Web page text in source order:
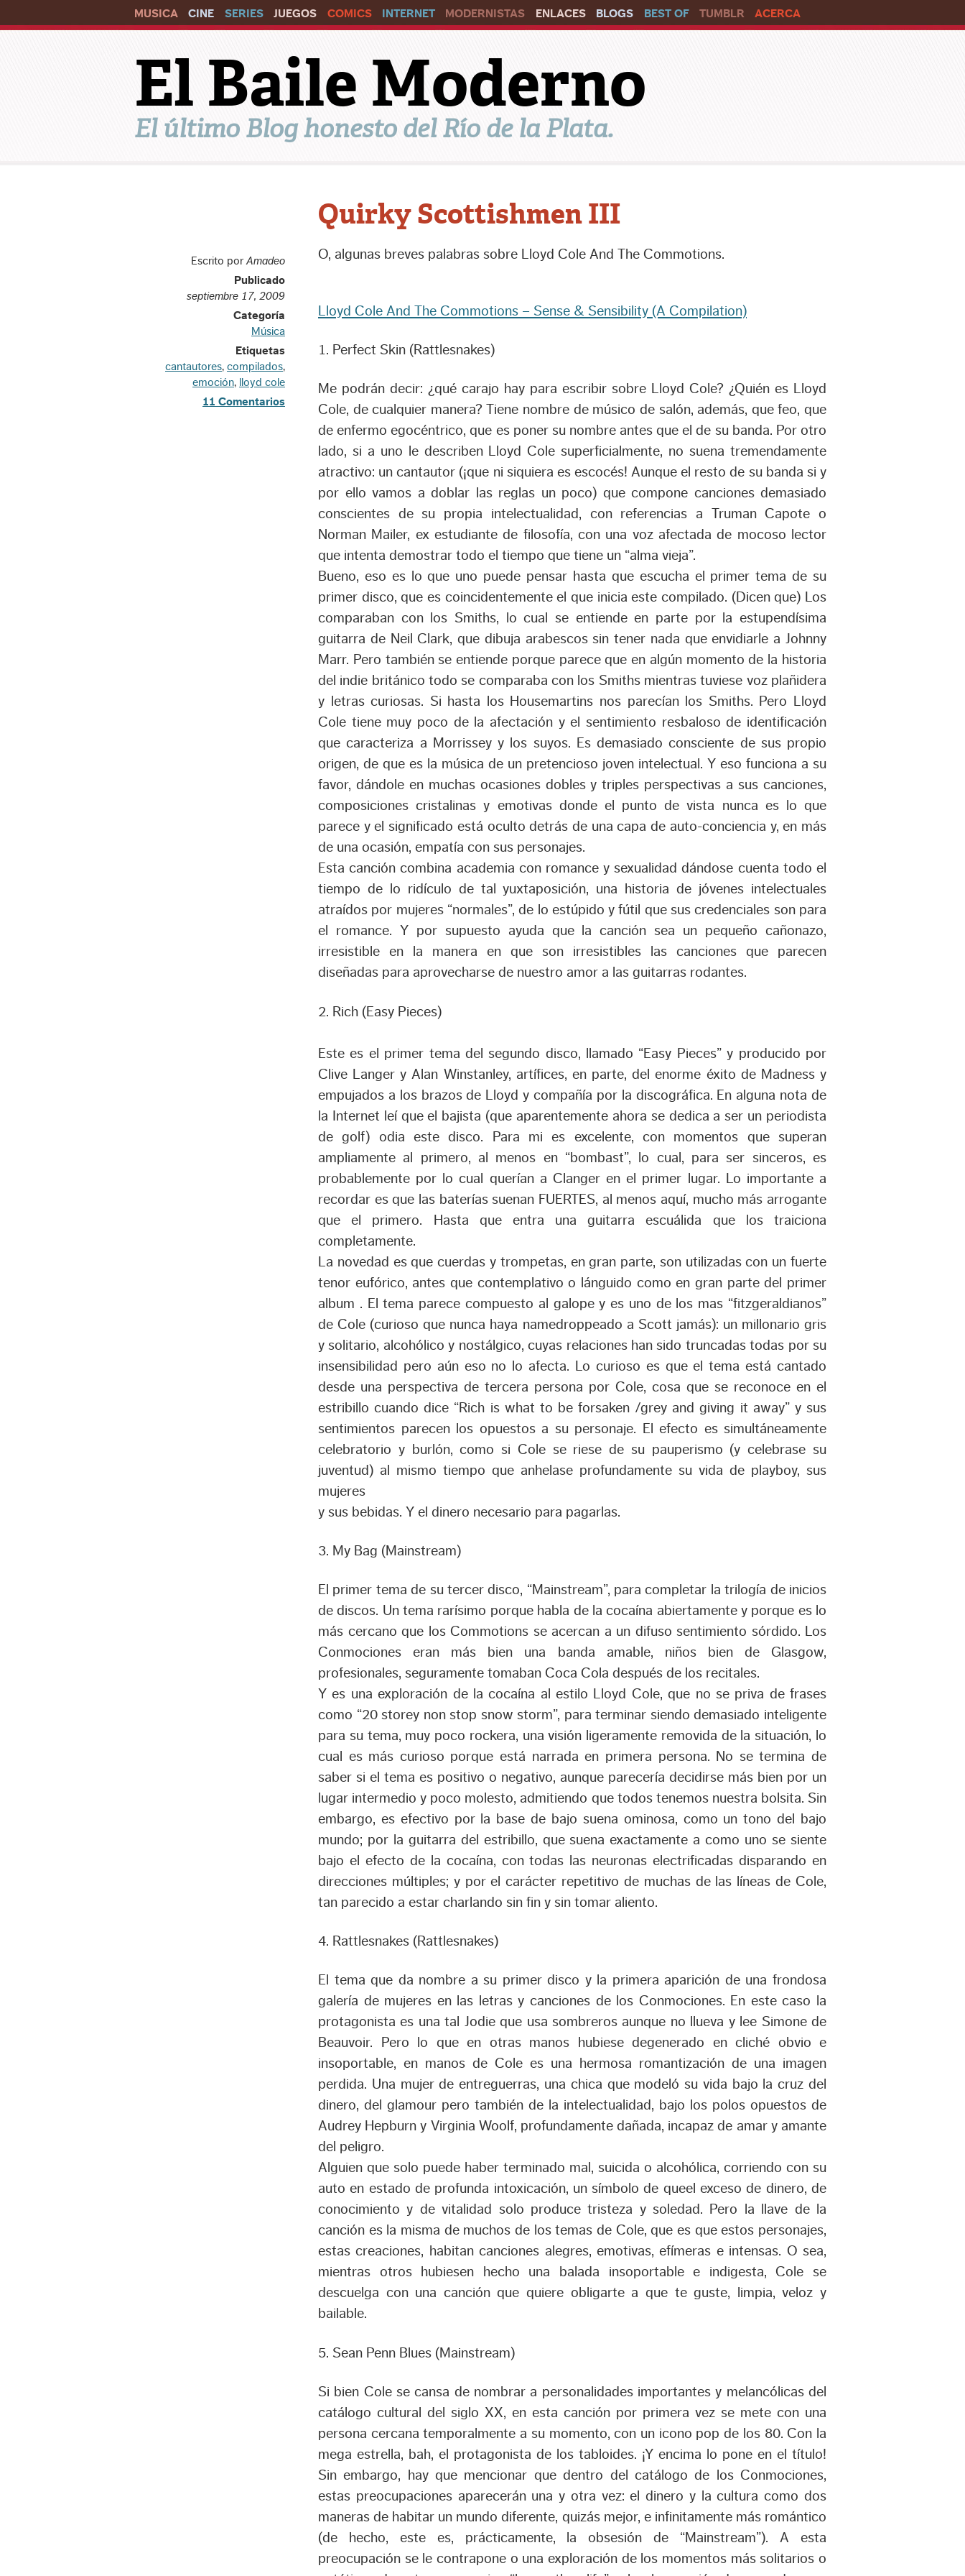
MUSICA CINE SERIES JUEGOS COMICS INTERNET MODERNISTAS ENLACES BLOGS BEST OF TUMBLR ACERCA
El Baile Moderno
El último Blog honesto del Río de la Plata.
Escrito porAmadeo
Publicado
septiembre 17, 2009
Categoría
Música
Etiquetas
cantautores, compilados,
emoción,
lloyd cole
11 Comentarios
Quirky Scottishmen III
O, algunas breves palabras sobre Lloyd Cole And The Commotions.
Lloyd Cole And The Commotions – Sense & Sensibility (A Compilation)
1. Perfect Skin (Rattlesnakes)
Me podrán decir: ¿qué carajo hay para escribir sobre Lloyd Cole? ¿Quién es Lloyd
Cole, de cualquier manera? Tiene nombre de músico de salón, además, que feo, que
de enfermo egocéntrico, que es poner su nombre antes que el de su banda. Por otro
lado, si a uno le describen Lloyd Cole superficialmente, no suena tremendamente
atractivo: un cantautor (¡que ni siquiera es escocés! Aunque el resto de su banda si y
por ello vamos a doblar las reglas un poco) que compone canciones demasiado
conscientes de su propia intelectualidad, con referencias a Truman Capote o
Norman Mailer, ex estudiante de filosofía, con una voz afectada de mocoso lector
que intenta demostrar todo el tiempo que tiene un “alma vieja”.
Bueno, eso es lo que uno puede pensar hasta que escucha el primer tema de su
primer disco, que es coincidentemente el que inicia este compilado. (Dicen que) Los
comparaban con los Smiths, lo cual se entiende en parte por la estupendísima
guitarra de Neil Clark, que dibuja arabescos sin tener nada que envidiarle a Johnny
Marr. Pero también se entiende porque parece que en algún momento de la historia
del indie británico todo se comparaba con los Smiths mientras tuviese voz plañidera
y letras curiosas. Si hasta los Housemartins nos parecían los Smiths. Pero Lloyd
Cole tiene muy poco de la afectación y el sentimiento resbaloso de identificación
que caracteriza a Morrissey y los suyos. Es demasiado consciente de sus propio
origen, de que es la música de un pretencioso joven intelectual. Y eso funciona a su
favor, dándole en muchas ocasiones dobles y triples perspectivas a sus canciones,
composiciones cristalinas y emotivas donde el punto de vista nunca es lo que
parece y el significado está oculto detrás de una capa de auto-conciencia y, en más
de una ocasión, empatía con sus personajes.
Esta canción combina academia con romance y sexualidad dándose cuenta todo el
tiempo de lo ridículo de tal yuxtaposición, una historia de jóvenes intelectuales
atraídos por mujeres “normales”, de lo estúpido y fútil que sus credenciales son para
el romance. Y por supuesto ayuda que la canción sea un pequeño cañonazo,
irresistible en la manera en que son irresistibles las canciones que parecen
diseñadas para aprovecharse de nuestro amor a las guitarras rodantes.
2. Rich (Easy Pieces)
Este es el primer tema del segundo disco, llamado “Easy Pieces” y producido por
Clive Langer y Alan Winstanley, artífices, en parte, del enorme éxito de Madness y
empujados a los brazos de Lloyd y compañía por la discográfica. En alguna nota de
la Internet leí que el bajista (que aparentemente ahora se dedica a ser un periodista
de golf) odia este disco. Para mi es excelente, con momentos que superan
ampliamente al primero, al menos en “bombast”, lo cual, para ser sinceros, es
probablemente por lo cual querían a Clanger en el primer lugar. Lo importante a
recordar es que las baterías suenan FUERTES, al menos aquí, mucho más arrogante
que el primero. Hasta que entra una guitarra escuálida que los traiciona
completamente.
La novedad es que cuerdas y trompetas, en gran parte, son utilizadas con un fuerte
tenor eufórico, antes que contemplativo o lánguido como en gran parte del primer
album . El tema parece compuesto al galope y es uno de los mas “fitzgeraldianos”
de Cole (curioso que nunca haya namedroppeado a Scott jamás): un millonario gris
y solitario, alcohólico y nostálgico, cuyas relaciones han sido truncadas todas por su
insensibilidad pero aún eso no lo afecta. Lo curioso es que el tema está cantado
desde una perspectiva de tercera persona por Cole, cosa que se reconoce en el
estribillo cuando dice “Rich is what to be forsaken /grey and giving it away” y sus
sentimientos parecen los opuestos a su personaje. El efecto es simultáneamente
celebratorio y burlón, como si Cole se riese de su pauperismo (y celebrase su
juventud) al mismo tiempo que anhelase profundamente su vida de playboy, sus
mujeres
y sus bebidas. Y el dinero necesario para pagarlas.
3. My Bag (Mainstream)
El primer tema de su tercer disco, “Mainstream”, para completar la trilogía de inicios
de discos. Un tema rarísimo porque habla de la cocaína abiertamente y porque es lo
más cercano que los Commotions se acercan a un difuso sentimiento sórdido. Los
Conmociones eran más bien una banda amable, niños bien de Glasgow,
profesionales, seguramente tomaban Coca Cola después de los recitales.
Y es una exploración de la cocaína al estilo Lloyd Cole, que no se priva de frases
como “20 storey non stop snow storm”, para terminar siendo demasiado inteligente
para su tema, muy poco rockera, una visión ligeramente removida de la situación, lo
cual es más curioso porque está narrada en primera persona. No se termina de
saber si el tema es positivo o negativo, aunque parecería decidirse más bien por un
lugar intermedio y poco molesto, admitiendo que todos tenemos nuestra bolsita. Sin
embargo, es efectivo por la base de bajo suena ominosa, como un tono del bajo
mundo; por la guitarra del estribillo, que suena exactamente a como uno se siente
bajo el efecto de la cocaína, con todas las neuronas electrificadas disparando en
direcciones múltiples; y por el carácter repetitivo de muchas de las líneas de Cole,
tan parecido a estar charlando sin fin y sin tomar aliento.
4. Rattlesnakes (Rattlesnakes)
El tema que da nombre a su primer disco y la primera aparición de una frondosa
galería de mujeres en las letras y canciones de los Conmociones. En este caso la
protagonista es una tal Jodie que usa sombreros aunque no llueva y lee Simone de
Beauvoir. Pero lo que en otras manos hubiese degenerado en cliché obvio e
insoportable, en manos de Cole es una hermosa romantización de una imagen
perdida. Una mujer de entreguerras, una chica que modeló su vida bajo la cruz del
dinero, del glamour pero también de la intelectualidad, bajo los polos opuestos de
Audrey Hepburn y Virginia Woolf, profundamente dañada, incapaz de amar y amante
del peligro.
Alguien que solo puede haber terminado mal, suicida o alcohólica, corriendo con su
auto en estado de profunda intoxicación, un símbolo de queel exceso de dinero, de
conocimiento y de vitalidad solo produce tristeza y soledad. Pero la llave de la
canción es la misma de muchos de los temas de Cole, que es que estos personajes,
estas creaciones, habitan canciones alegres, emotivas, efímeras e intensas. O sea,
mientras otros hubiesen hecho una balada insoportable e indigesta, Cole se
descuelga con una canción que quiere obligarte a que te guste, limpia, veloz y
bailable.
5. Sean Penn Blues (Mainstream)
Si bien Cole se cansa de nombrar a personalidades importantes y melancólicas del
catálogo cultural del siglo XX, en esta canción por primera vez se mete con una
persona cercana temporalmente a su momento, con un icono pop de los 80. Con la
mega estrella, bah, el protagonista de los tabloides. ¡Y encima lo pone en el título!
Sin embargo, hay que mencionar que dentro del catálogo de los Conmociones,
estas preocupaciones aparecerán una y otra vez: el dinero y la cultura como dos
maneras de habitar un mundo diferente, quizás mejor, e infinitamente más romántico
(de hecho, este es, prácticamente, la obsesión de “Mainstream”). A esta
preocupación se le contrapone o una exploración de los momentos más solitarios o